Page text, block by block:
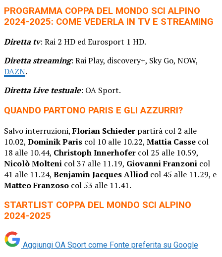
PROGRAMMA COPPA DEL MONDO SCI ALPINO
2024-2025: COME VEDERLA IN TV E STREAMING
Diretta tv: Rai 2 HD ed Eurosport 1 HD.
Diretta streaming: Rai Play, discovery+, Sky Go, NOW,
DAZN.
Diretta Live testuale: OA Sport.
QUANDO PARTONO PARIS E GLI AZZURRI?
Salvo interruzioni,Florian Schieder partirà col 2 alle
10.02, Dominik Paris col 10 alle 10.22, Mattia Casse col
18 alle 10.44, Christoph Innerhofer col 25 alle 10.59,
Nicolò Molteni col 37 alle 11.19, Giovanni Franzoni col
41 alle 11.24, Benjamin Jacques Alliod col 45 alle 11.29, e
Matteo Franzoso col 53 alle 11.41.
STARTLIST COPPA DEL MONDO SCI ALPINO
2024-2025
Aggiungi OA Sport come Fonte preferita su Google